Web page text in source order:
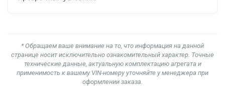
* Обращаем ваше внимание на то, что информация на данной
странице носит исключительно ознакомительный характер. Точные
технические данные, актуальную комплектацию агрегата и
применимость к вашему VIN-номеру уточняйте у менеджера при
оформлении заказа.